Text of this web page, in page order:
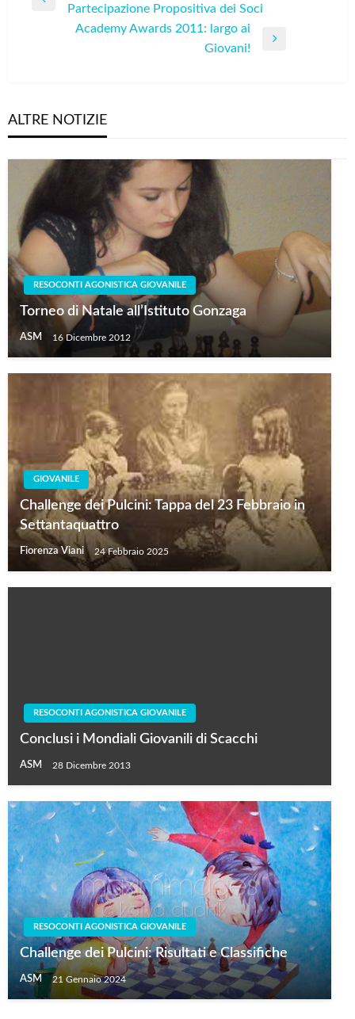
articoli
PreviousPartecipazione Propositiva dei Soci
Academy Awards 2011: largo ai
Giovani!
ALTRE NOTIZIE
RESOCONTI AGONISTICA GIOVANILE
Torneo di Natale all’Istituto Gonzaga
ASM 16 Dicembre 2012
GIOVANILE
Challenge dei Pulcini: Tappa del 23 Febbraio in
Settantaquattro
Fiorenza Viani 24 Febbraio 2025
RESOCONTI AGONISTICA GIOVANILE
Conclusi i Mondiali Giovanili di Scacchi
ASM 28 Dicembre 2013
RESOCONTI AGONISTICA GIOVANILE
Challenge dei Pulcini: Risultati e Classifiche
ASM 21 Gennaio 2024